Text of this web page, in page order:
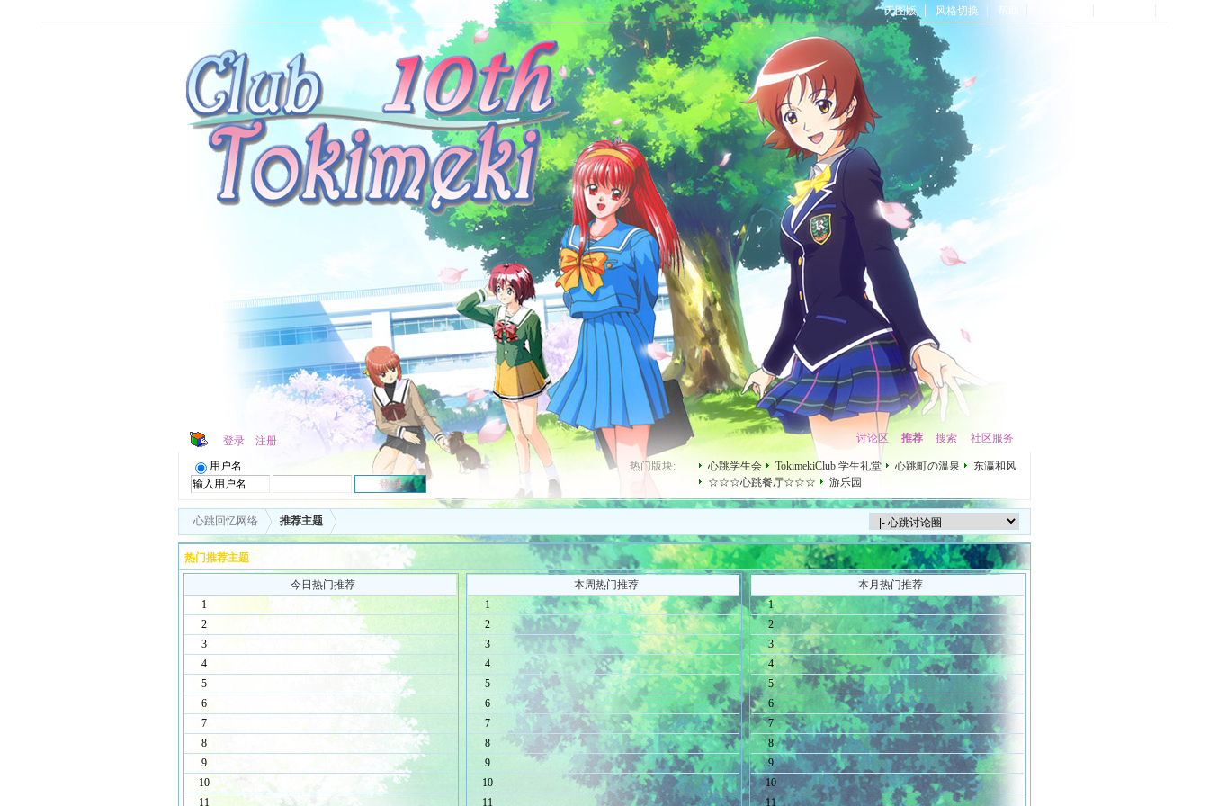
无图版 风格切换 帮助
登录 注册 讨论区 推荐 搜索 社区服务
用户名 热门版块: 心跳学生会 TokimekiClub 学生礼堂 心跳町の溫泉
东瀛和风
☆☆☆心跳餐厅☆☆☆
游乐园
心跳回忆网络 推荐主题
热门推荐主题
今日热门推荐
1
2
3
4
5
6
7
8
9
10
11
本周热门推荐
1
2
3
4
5
6
7
8
9
10
11
本月热门推荐
1
2
3
4
5
6
7
8
9
10
11